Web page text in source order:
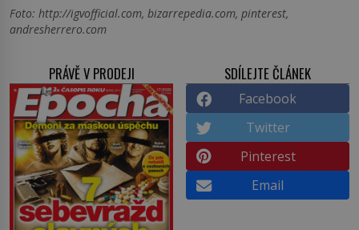
Foto: http://igvofficial.com, bizarrepedia.com, pinterest,
andresherrero.com
PRÁVĚ V PRODEJI SDÍLEJTE ČLÁNEK
Facebook
Twitter
Pinterest
Email